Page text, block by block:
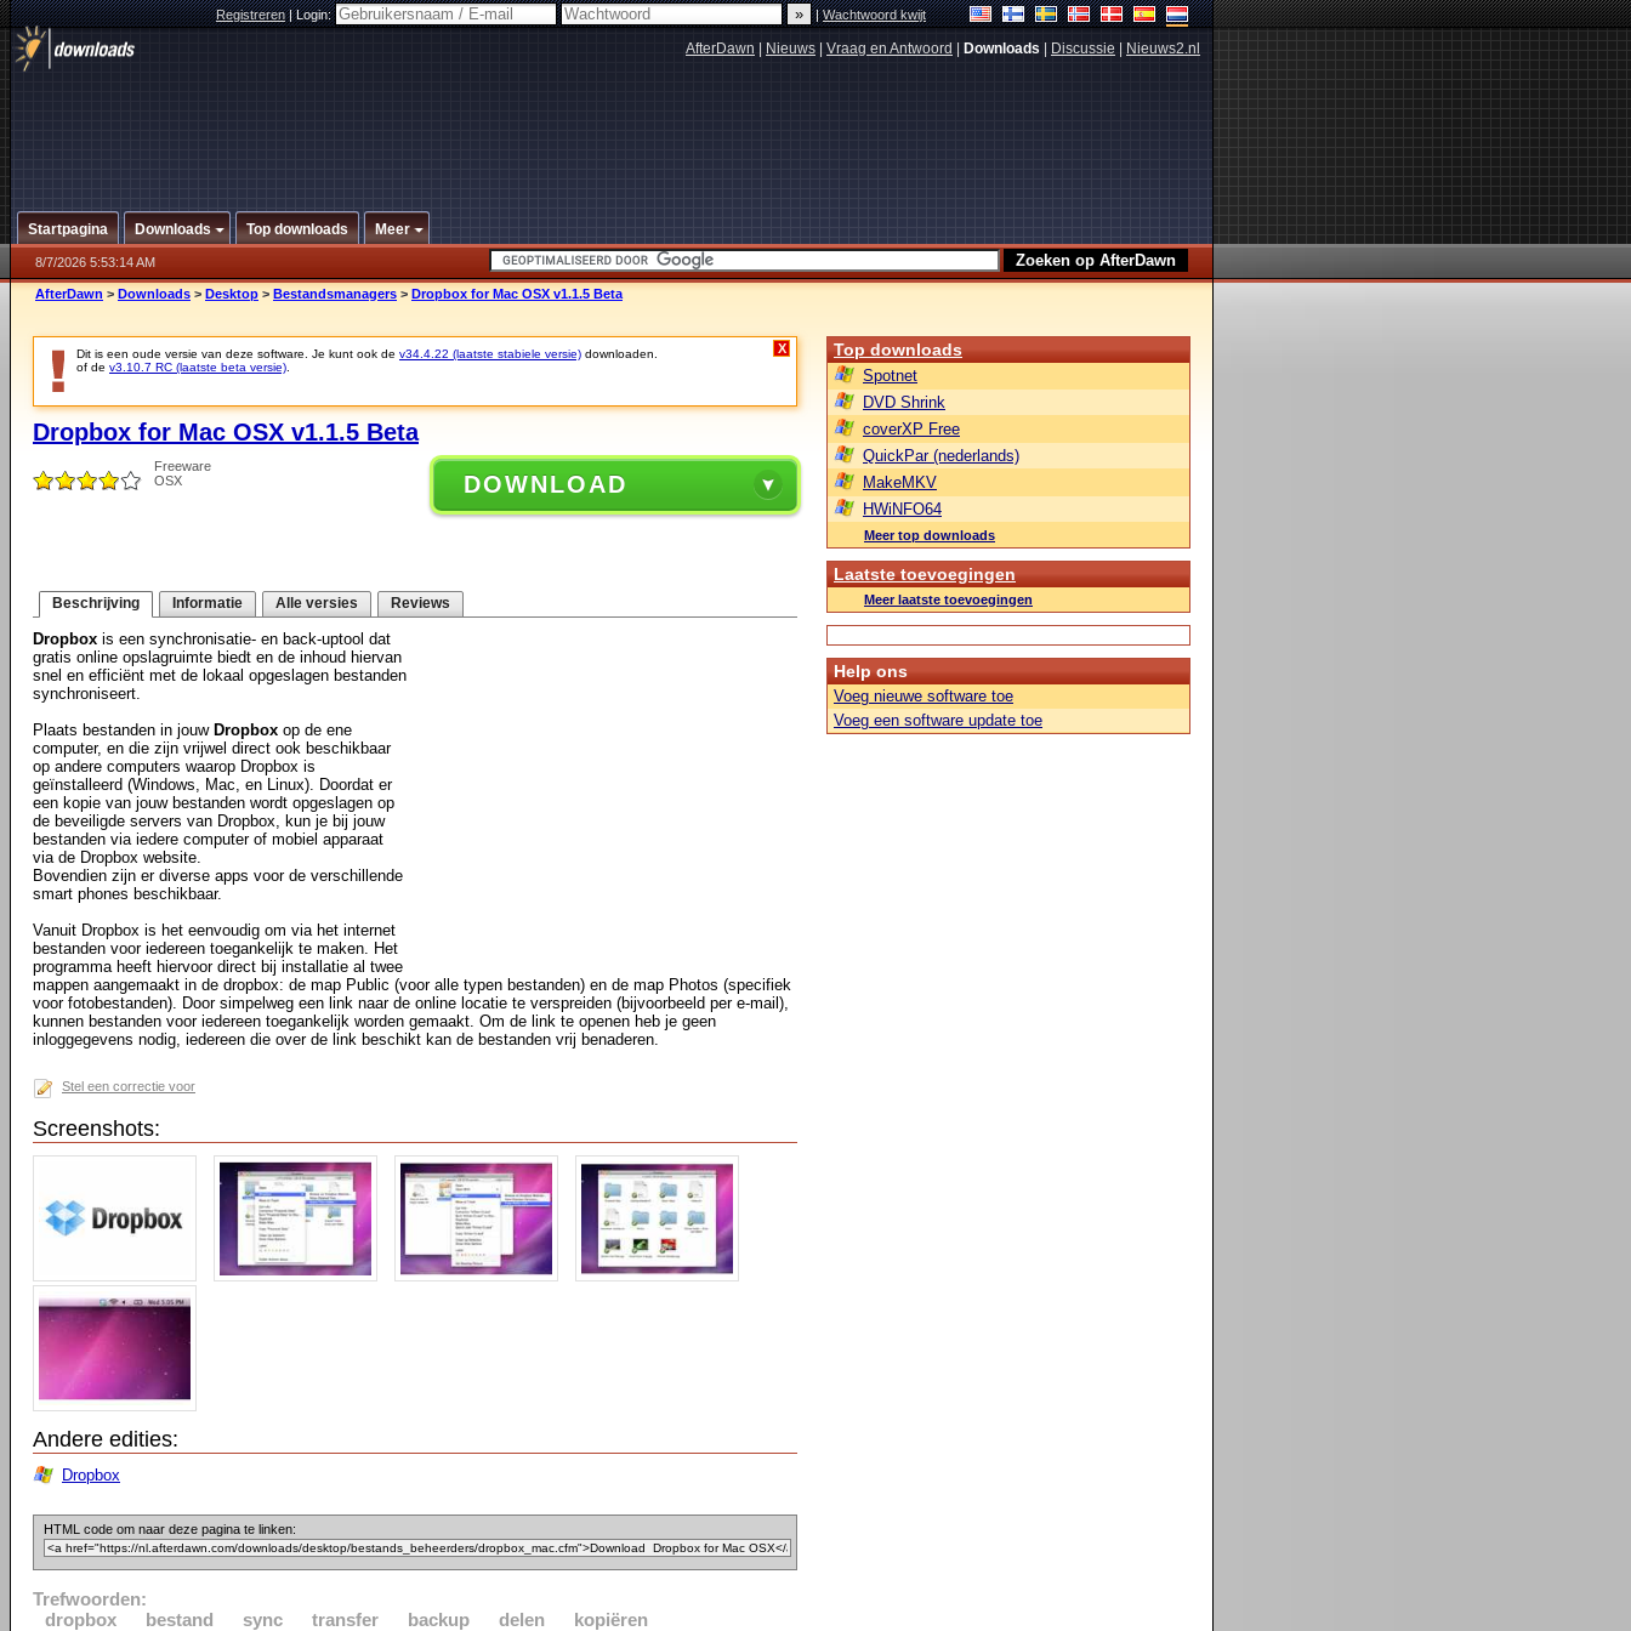
Registreren|Login: |Wachtwoord kwijt
AfterDawn Nieuws Vraag en Antwoord Downloads Discussie Nieuws2.nl
Startpagina Downloads Top downloads Meer
8/7/2026 5:53:14 AM
AfterDawn > Downloads > Desktop > Bestandsmanagers > Dropbox for Mac OSX v1.1.5 Beta
Dit is een oude versie van deze software. Je kunt ook de v34.4.22 (laatste stabiele versie) downloaden.
of de v3.10.7 RC (laatste beta versie)
X
Dropbox for Mac OSX v1.1.5 Beta
Freeware
OSX
DOWNLOAD
Beschrijving Informatie Alle versies Reviews
Dropbox is een synchronisatie- en back-uptool dat
gratis online opslagruimte biedt en de inhoud hiervan
snel en efficiënt met de lokaal opgeslagen bestanden
synchroniseert.
Plaats bestanden in jouw Dropbox op de ene
computer, en die zijn vrijwel direct ook beschikbaar
op andere computers waarop Dropbox is
geïnstalleerd (Windows, Mac, en Linux). Doordat er
een kopie van jouw bestanden wordt opgeslagen op
de beveiligde servers van Dropbox, kun je bij jouw
bestanden via iedere computer of mobiel apparaat
via de Dropbox website.
Bovendien zijn er diverse apps voor de verschillende
smart phones beschikbaar.
Vanuit Dropbox is het eenvoudig om via het internet
bestanden voor iedereen toegankelijk te maken. Het
programma heeft hiervoor direct bij installatie al twee
mappen aangemaakt in de dropbox: de map Public (voor alle typen bestanden) en de map Photos (specifiek
voor fotobestanden). Door simpelweg een link naar de online locatie te verspreiden (bijvoorbeeld per e-mail),
kunnen bestanden voor iedereen toegankelijk worden gemaakt. Om de link te openen heb je geen
inloggegevens nodig, iedereen die over de link beschikt kan de bestanden vrij benaderen.
Stel een correctie voor
Screenshots:
Andere edities:
Dropbox
HTML code om naar deze pagina te linken:
Trefwoorden:
dropbox
bestand sync transfer backup delen kopiëren
Top downloads
Spotnet
DVD Shrink
coverXP Free
QuickPar (nederlands)
MakeMKV
HWiNFO64
Meer top downloads
Laatste toevoegingen
Meer laatste toevoegingen
Help ons
Voeg nieuwe software toe
Voeg een software update toe